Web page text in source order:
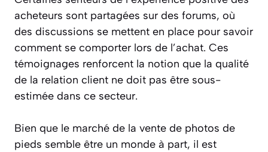
acheteurs sont partagées sur des forums, où
des discussions se mettent en place pour savoir
comment se comporter lors de l’achat. Ces
témoignages renforcent la notion que la qualité
de la relation client ne doit pas être sous-
estimée dans ce secteur.
Bien que le marché de la vente de photos de
pieds semble être un monde à part, il est